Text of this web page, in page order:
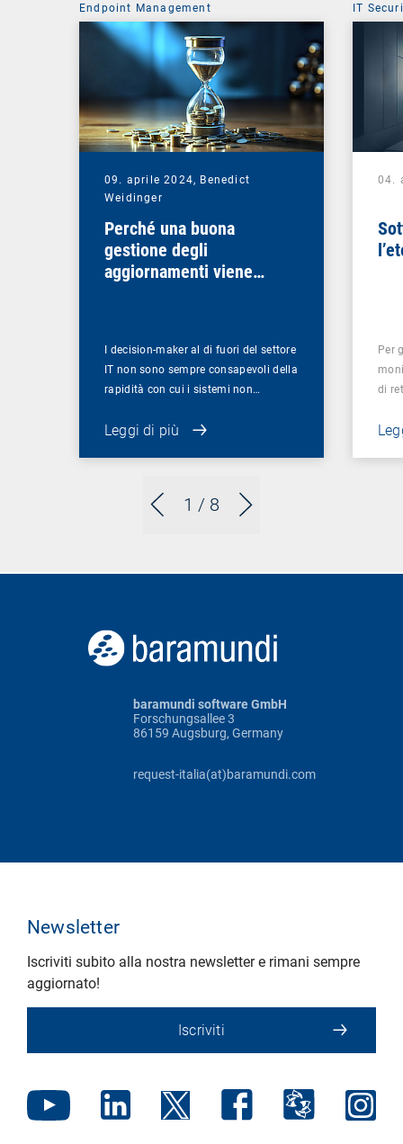
1 / 8
Endpoint Management
09. aprile 2024, Benedict
Weidinger
Perché una buona
gestione degli
aggiornamenti viene
I decision-maker al di fuori del settore
IT non sono sempre consapevoli della
rapidità con cui i sistemi non…
Leggi di più
IT
04.
Per
di
baramundi software GmbH
Forschungsallee 3
86159 Augsburg, Germany
request-italia(at)baramundi.com
Newsletter
Iscriviti subito alla nostra newsletter e rimani sempre
aggiornato!
Iscriviti